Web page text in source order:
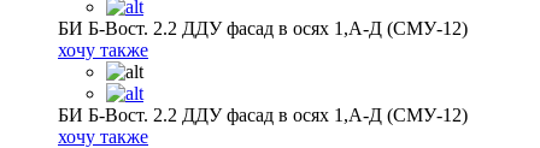
БИ Б-Вост. 2.2 ДДУ фасад в осях 1,А-Д (СМУ-12)
хочу также
БИ Б-Вост. 2.2 ДДУ фасад в осях 1,А-Д (СМУ-12)
хочу также